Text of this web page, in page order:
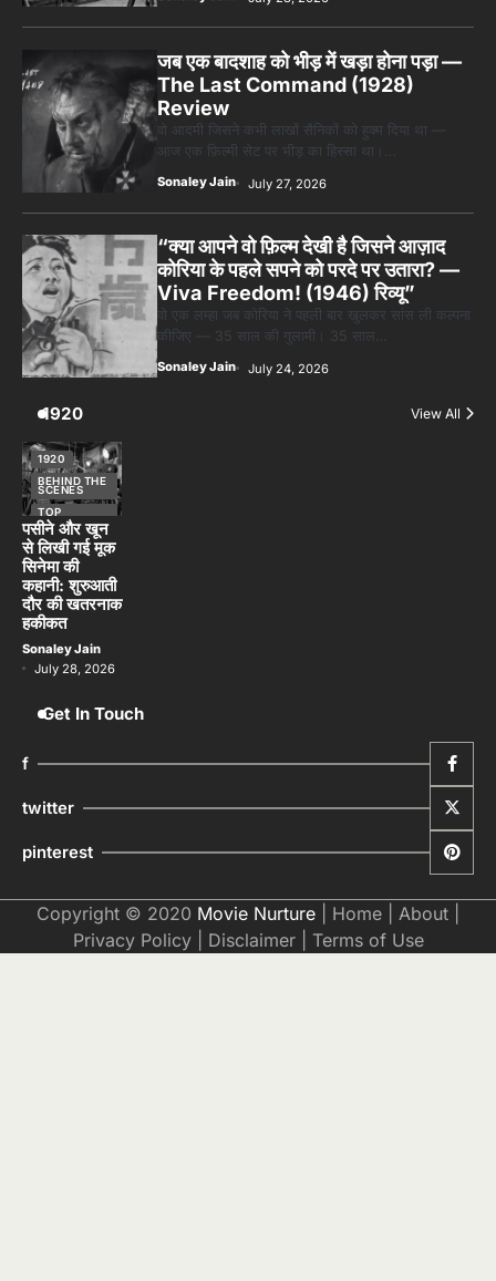
जब एक बादशाह को भीड़ में खड़ा होना पड़ा —
The Last Command (1928)
Review
वो आदमी जिसने कभी लाखों सैनिकों को हुक्म दिया था —
आज एक फ़िल्मी सेट पर भीड़ का हिस्सा था।…
Sonaley Jain July 27, 2026
“क्या आपने वो फ़िल्म देखी है जिसने आज़ाद
कोरिया के पहले सपने को परदे पर उतारा? —
Viva Freedom! (1946) रिव्यू”
वो एक लम्हा जब कोरिया ने पहली बार खुलकर सांस ली कल्पना
कीजिए — 35 साल की गुलामी। 35 साल…
Sonaley Jain July 24, 2026
1920 View All
1920
BEHIND THE
SCENES
TOP
STORIES
पसीने और खून
से लिखी गई मूक
सिनेमा की
कहानी: शुरुआती
दौर की खतरनाक
हकीकत
Sonaley Jain
July 28, 2026
Get In Touch
f
twitter
pinterest
Copyright © 2020 Movie Nurture Home About
Privacy Policy| Disclaimer| Terms of Use